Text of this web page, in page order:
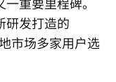
研发打造的
市场多家用户选